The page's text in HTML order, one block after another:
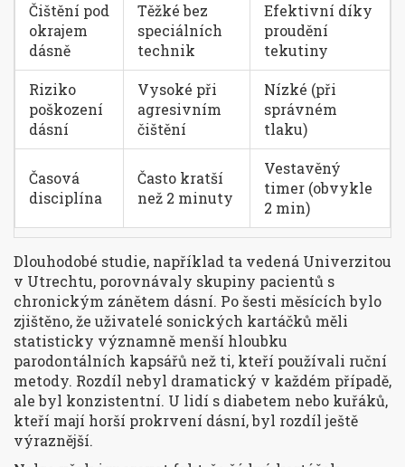
Čištění pod
okrajem
dásně
Těžké bez
speciálních
technik
Efektivní díky
proudění
tekutiny
Riziko
poškození
dásní
Vysoké při
agresivním
čištění
Nízké (při
správném
tlaku)
Časová
disciplína
Často kratší
než 2 minuty
Vestavěný
timer (obvykle
2 min)
Dlouhodobé studie, například ta vedená Univerzitou
v Utrechtu, porovnávaly skupiny pacientů s
chronickým zánětem dásní. Po šesti měsících bylo
zjištěno, že uživatelé sonických kartáčků měli
statisticky významně menší hloubku
parodontálních kapsářů než ti, kteří používali ruční
metody. Rozdíl nebyl dramatický v každém případě,
ale byl konzistentní. U lidí s diabetem nebo kuřáků,
kteří mají horší prokrvení dásní, byl rozdíl ještě
výraznější.